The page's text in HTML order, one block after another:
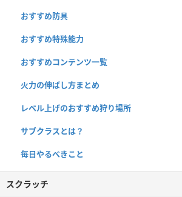
おすすめ防具
おすすめ特殊能力
おすすめコンテンツ一覧
火力の伸ばし方まとめ
レベル上げのおすすめ狩り場所
サブクラスとは？
毎日やるべきこと
スクラッチ